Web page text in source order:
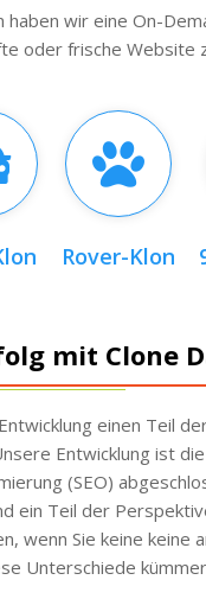
wir eine On-
oder frische
Rover-Klon
mit Clone
einen Teil
Entwicklung ist
(SEO)
ein Teil der
wenn Sie keine
Unterschiede